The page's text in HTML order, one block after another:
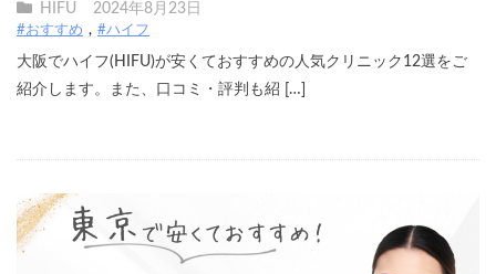
HIFU 2024年8月23日
#おすすめ #ハイフ
大阪でハイフ(HIFU)が安くておすすめの人気クリニック12選をご
紹介します。また、口コミ・評判も紹 […]